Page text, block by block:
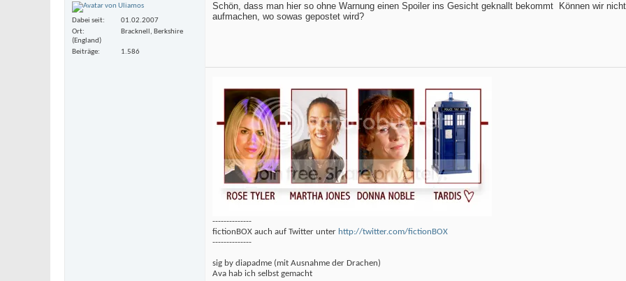
Dabei seit
01.02.2007
Ort
Bracknell, Berkshire
(England)
Beiträge
1.586
Schön, dass man hier so ohne Warnung einen Spoiler ins Gesicht geknallt bekommt
Können wir
aufmachen, wo sowas gepostet wird?
--------------
fictionBOX auch auf Twitter unter http://twitter.com/fictionBOX
--------------
sig by diapadme (mit Ausnahme der Drachen)
Ava hab ich selbst gemacht